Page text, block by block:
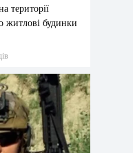
території
житлові будинки